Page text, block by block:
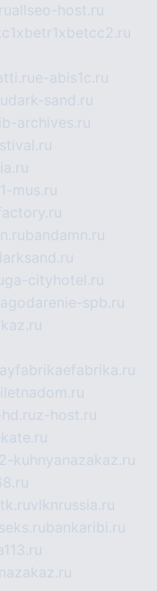
allseo-host.ru
e-abis1c.ru
dark-sand.ru
archives.ru
1-mus.ru
bandamn.ru
cityhotel.ru
spb.ru
z-host.ru
kuhnyanazakaz.ru
vlknrussia.ru
bankaribi.ru